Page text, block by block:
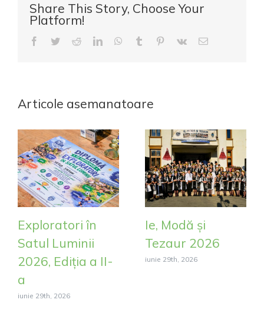
Share This Story, Choose Your
Platform!
Facebook
TwitterRedditLinkedInWhatsApp
Tumblr Pinterest
Vk
E-
Articole asemanatoare
Exploratori în
Satul Luminii
2026, Ediția a II-
a
iunie 29th, 2026
Ie, Modă și
Tezaur 2026
iunie 29th, 2026